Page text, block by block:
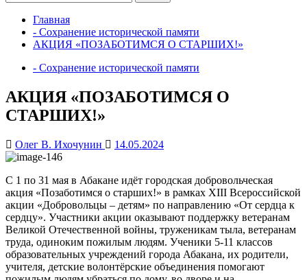
Главная
- Сохранение исторической памяти
АКЦИЯ «ПОЗАБОТИМСЯ О СТАРШИХ!»
- Сохранение исторической памяти
АКЦИЯ «ПОЗАБОТИМСЯ О
СТАРШИХ!»
Олег В. Ихочунин 14.05.2024
С 1 по 31 мая в Абакане идёт городская добровольческая
акция «Позаботимся о старших!» в рамках XIII Всероссийской
акции «Добровольцы – детям» по направлению «От сердца к
сердцу». Участники акции оказывают поддержку ветеранам
Великой Отечественной войны, труженикам тыла, ветеранам
труда, одиноким пожилым людям. Ученики 5-11 классов
образовательных учреждений города Абакана, их родители,
учителя, детские волонтёрские объединения помогают